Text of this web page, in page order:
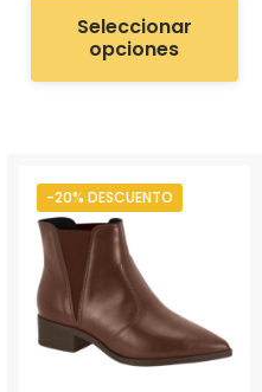
Seleccionar
opciones
-20% DESCUENTO